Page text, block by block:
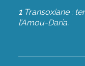
1Transoxiane :
l’Amou-Daria.